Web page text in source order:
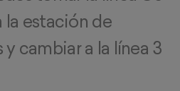
la estación de
y cambiar a la línea 3